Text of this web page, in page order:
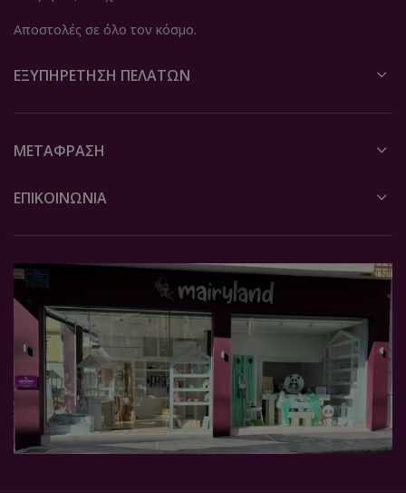
Αποστολές σε όλο τον κόσμο.
ΕΞΥΠΗΡΈΤΗΣΗ ΠΕΛΑΤΏΝ
ΜΕΤΆΦΡΑΣΗ
ΕΠΙΚΟΙΝΩΝΙΑ